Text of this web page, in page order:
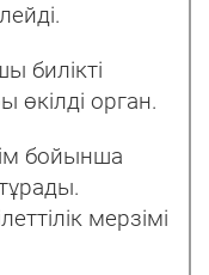
билікті
орган.
бойынша
мерзімі